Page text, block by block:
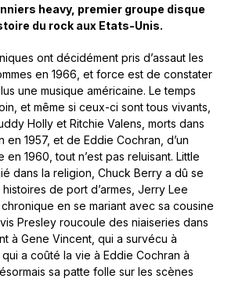
heavy, premier groupe disque
du rock aux Etats-Unis.
ont décidément pris d’assaut les
en 1966, et force est de constater
une musique américaine. Le temps
et même si ceux-ci sont tous vivants,
Holly et Ritchie Valens, morts dans
en 1957, et de Eddie Cochran, d’un
1960, tout n’est pas reluisant. Little
dans la religion, Chuck Berry a dû se
de port d’armes, Jerry Lee
en se mariant avec sa cousine
Presley roucoule des niaiseries dans
à Gene Vincent, qui a survécu à
a coûté la vie à Eddie Cochran à
sa patte folle sur les scènes